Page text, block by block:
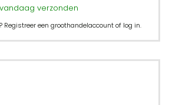
verzonden
Registreer een groothandelaccount of log in.